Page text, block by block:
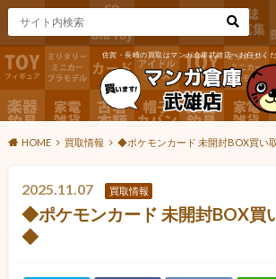
佐賀・長崎の買取はマンガ倉庫武雄店へお任せくだ
HOME 買取情報 ◆ポケモンカード 未開封BOX買い
2025.11.07 買取情報
◆ポケモンカード 未開封BOX買
◆